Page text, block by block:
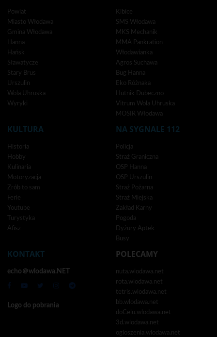
Powiat
Miasto Włodawa
Gmina Włodawa
Hanna
Hańsk
Sławatycze
Stary Brus
Urszulin
Wola Uhruska
Wyryki
Kibice
SMS Włodawa
MKS Mechanik
MMA Pankration
Włodawianka
Agros Suchawa
Bug Hanna
Eko Różnaka
Hutnik Dubeczno
Vitrum Wola Uhruska
MOSIR Włodawa
KULTURA
Historia
Hobby
Kulinaria
Motoryzacja
Zrób to sam
Ferie
Youtube
Turystyka
Afisz
NA SYGNALE 112
Policja
Straż Graniczna
OSP Hanna
OSP Urszulin
Straż Pożarna
Straż Miejska
Zakład Karny
Pogoda
Dyżury Aptek
Busy
KONTAKT
echo＠wlodawa.NET
Logo do pobrania
POLECAMY
nuta.wlodawa.net
rota.wlodawa.net
tetris.wlodawa.net
bb.wlodawa.net
doCelu.wlodawa.net
3d.wlodawa.net
ogloszenia.wlodawa.net